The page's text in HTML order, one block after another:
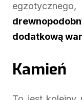
dodatkową
Kamień